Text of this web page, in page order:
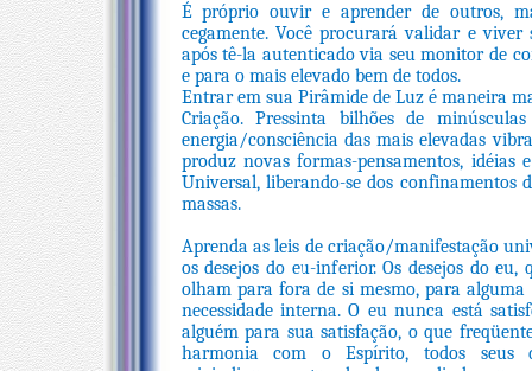
É próprio ouvir e aprender de outros,
cegamente. Você procurará validar e
após tê-la autenticado via seu monitor de
e para o mais elevado bem de todos.
Entrar em sua Pirâmide de Luz é maneira
Criação. Pressinta bilhões de
energia/consciência das mais elevadas
produz novas formas-pensamentos,
Universal, liberando-se dos confinamentos
massas.
Aprenda as leis de criação/manifestação
os desejos do eu-inferior. Os desejos do
olham para fora de si mesmo, para
necessidade interna. O eu nunca está
alguém para sua satisfação, o que
harmonia com o Espírito, todos seus